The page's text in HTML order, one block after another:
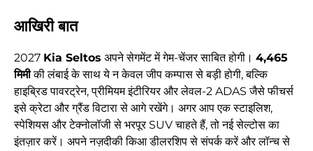
आखिरी बात
2027 Kia Seltos अपने सेगमेंट में गेम-चेंजर साबित होगी। 4,465
मिमीकी लंबाई के साथ ये न केवल जीप कम्पास से बड़ी होगी, बल्कि
हाइब्रिड पावरट्रेन, प्रीमियम इंटीरियर और लेवल-2 ADAS जैसे फीचर्स
इसे क्रेटा और ग्रैंड विटारा से आगे रखेंगे। अगर आप एक स्टाइलिश,
स्पेशियस और टेक्नोलॉजी से भरपूर SUV चाहते हैं, तो नई सेल्टोस का
इंतज़ार करें। अपने नज़दीकी किआ डीलरशिप से संपर्क करें और लॉन्च से